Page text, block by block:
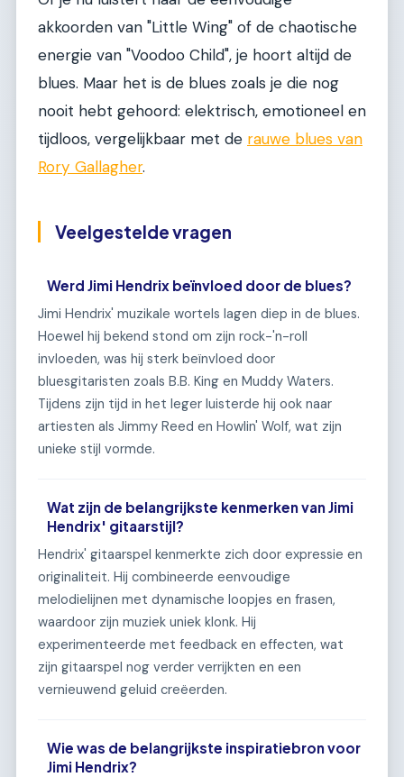
akkoorden van "Little Wing" of de chaotische
energie van "Voodoo Child", je hoort altijd de
blues. Maar het is de blues zoals je die nog
nooit hebt gehoord: elektrisch, emotioneel en
tijdloos, vergelijkbaar met de rauwe blues van
Rory Gallagher.
Veelgestelde vragen
Werd Jimi Hendrix beïnvloed door de blues?
Jimi Hendrix' muzikale wortels lagen diep in de blues.
Hoewel hij bekend stond om zijn rock-'n-roll
invloeden, was hij sterk beïnvloed door
bluesgitaristen zoals B.B. King en Muddy Waters.
Tijdens zijn tijd in het leger luisterde hij ook naar
artiesten als Jimmy Reed en Howlin' Wolf, wat zijn
unieke stijl vormde.
Wat zijn de belangrijkste kenmerken van Jimi
Hendrix' gitaarstijl?
Hendrix' gitaarspel kenmerkte zich door expressie en
originaliteit. Hij combineerde eenvoudige
melodielijnen met dynamische loopjes en frasen,
waardoor zijn muziek uniek klonk. Hij
experimenteerde met feedback en effecten, wat
zijn gitaarspel nog verder verrijkten en een
vernieuwend geluid creëerden.
Wie was de belangrijkste inspiratiebron voor
Jimi Hendrix?